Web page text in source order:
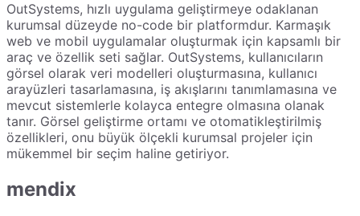
OutSystems, hızlı uygulama geliştirmeye odaklanan
kurumsal düzeyde no-code bir platformdur. Karmaşık
web ve mobil uygulamalar oluşturmak için kapsamlı bir
araç ve özellik seti sağlar. OutSystems, kullanıcıların
görsel olarak veri modelleri oluşturmasına, kullanıcı
arayüzleri tasarlamasına, iş akışlarını tanımlamasına ve
mevcut sistemlerle kolayca entegre olmasına olanak
tanır. Görsel geliştirme ortamı ve otomatikleştirilmiş
özellikleri, onu büyük ölçekli kurumsal projeler için
mükemmel bir seçim haline getiriyor.
mendix